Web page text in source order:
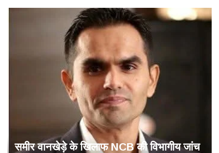
समीर वानखेड़े के खिलाफ NCB की विभागीय जांच